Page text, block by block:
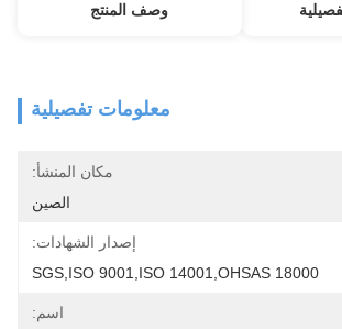
وصف المنتج
معلومات تفصيلية
مكان المنشأ:
الصين
إصدار الشهادات:
SGS,ISO 9001,ISO 14001,OHSAS 18000
اسم: